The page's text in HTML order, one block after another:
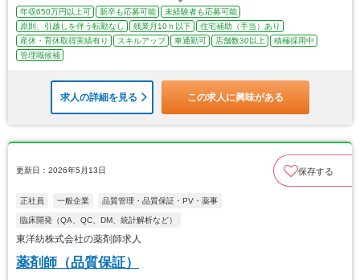
年収650万円以上可 新卒も応募可能
未経験者も応募可能
原則、引越しを伴う転勤なし
残業月10ｈ以下
住宅補助（手当）あり
産休・育休取得実績有り
スキルアップ 車通勤可 店舗数30以上
積極採用中
管理職候補
求人の詳細を見る この求人に興味がある
更新日：2026年5月13日 保存する
正社員 一般企業 品質管理・品質保証・PV・薬事
臨床開発（QA、QC、DM、統計解析など）
東洋紡株式会社の薬剤師求人
薬剤師（品質保証）